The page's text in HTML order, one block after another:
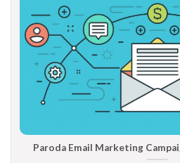
Paroda Email Marketing